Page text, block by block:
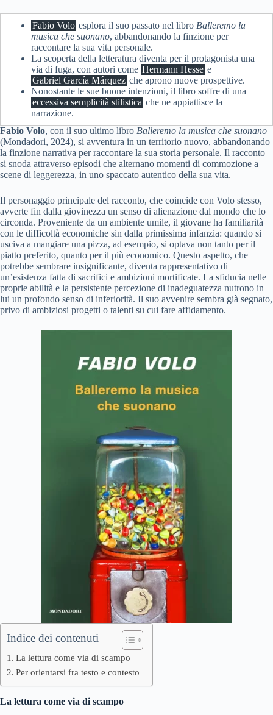
Fabio Volo esplora il suo passato nel libro Balleremo la
musica che suonano, abbandonando la finzione per
raccontare la sua vita personale.
La scoperta della letteratura diventa per il protagonista una
via di fuga, con autori come Hermann Hesse e
Gabriel García Márquez che aprono nuove prospettive.
Nonostante le sue buone intenzioni, il libro soffre di una
eccessiva semplicità stilistica che ne appiattisce la
narrazione.
Fabio Volo, con il suo ultimo libro Balleremo la musica che suonano
(Mondadori, 2024), si avventura in un territorio nuovo, abbandonando
la finzione narrativa per raccontare la sua storia personale. Il racconto
si snoda attraverso episodi che alternano momenti di commozione a
scene di leggerezza, in uno spaccato autentico della sua vita.
Il personaggio principale del racconto, che coincide con Volo stesso,
avverte fin dalla giovinezza un senso di alienazione dal mondo che lo
circonda. Proveniente da un ambiente umile, il giovane ha familiarità
con le difficoltà economiche sin dalla primissima infanzia: quando si
usciva a mangiare una pizza, ad esempio, si optava non tanto per il
piatto preferito, quanto per il più economico. Questo aspetto, che
potrebbe sembrare insignificante, diventa rappresentativo di
un’esistenza fatta di sacrifici e ambizioni mortificate. La sfiducia nelle
proprie abilità e la persistente percezione di inadeguatezza nutrono in
lui un profondo senso di inferiorità. Il suo avvenire sembra già segnato,
privo di ambiziosi progetti o talenti su cui fare affidamento.
Indice dei contenuti
La lettura come via di scampo
Per orientarsi fra testo e contesto
La lettura come via di scampo